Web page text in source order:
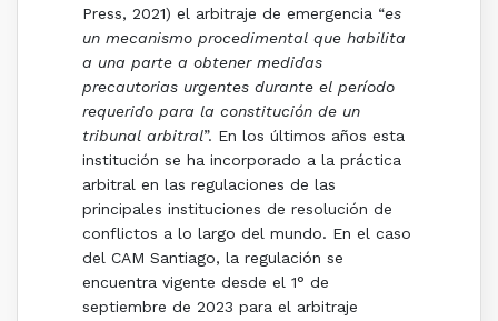
Press, 2021) el arbitraje de emergencia “es
un mecanismo procedimental que habilita
a una parte a obtener medidas
precautorias urgentes durante el período
requerido para la constitución de un
tribunal arbitral”. En los últimos años esta
institución se ha incorporado a la práctica
arbitral en las regulaciones de las
principales instituciones de resolución de
conflictos a lo largo del mundo. En el caso
del CAM Santiago, la regulación se
encuentra vigente desde el 1° de
septiembre de 2023 para el arbitraje